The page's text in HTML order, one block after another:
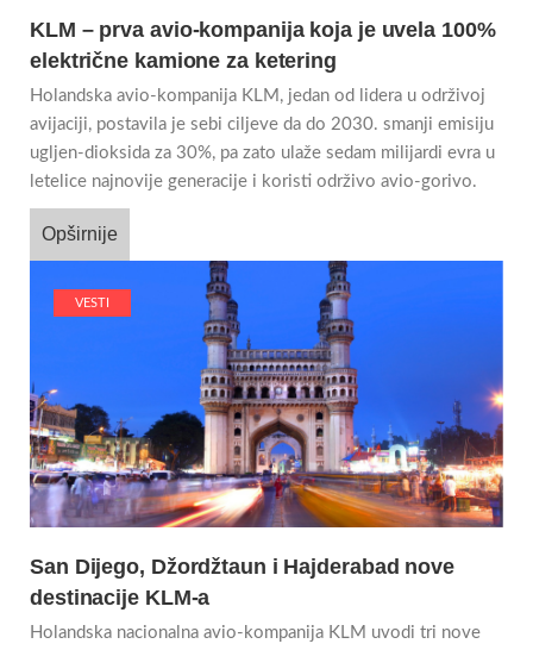
KLM – prva avio-kompanija koja je uvela 100%
električne kamione za ketering
Holandska avio-kompanija KLM, jedan od lidera u održivoj
avijaciji, postavila je sebi ciljeve da do 2030. smanji emisiju
ugljen-dioksida za 30%, pa zato ulaže sedam milijardi evra u
letelice najnovije generacije i koristi održivo avio-gorivo.
Opširnije
VESTI
San Dijego, Džordžtaun i Hajderabad nove
destinacije KLM-a
Holandska nacionalna avio-kompanija KLM uvodi tri nove